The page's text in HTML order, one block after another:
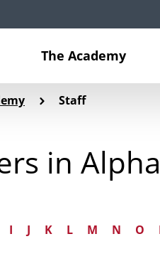
The Academy
Staff
in
I J K L M N O